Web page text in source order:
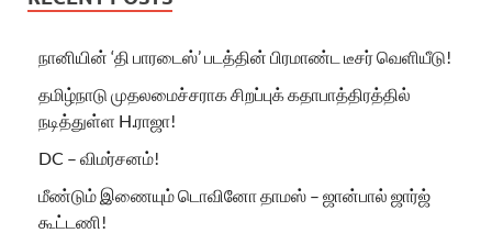
நானியின் ‘தி பாரடைஸ்’ படத்தின் பிரமாண்ட டீசர் வெளியீடு!
தமிழ்நாடு முதலமைச்சராக சிறப்புக் கதாபாத்திரத்தில்
நடித்துள்ள H.ராஜா!
DC – விமர்சனம்!
மீண்டும் இணையும் டொவினோ தாமஸ் – ஜான்பால் ஜார்ஜ்
கூட்டணி!